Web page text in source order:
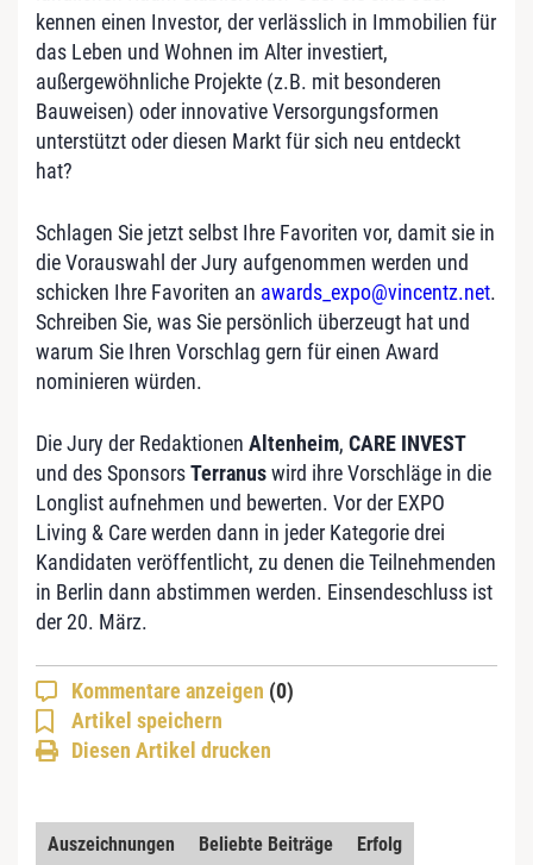
kennen einen Investor, der verlässlich in Immobilien für
das Leben und Wohnen im Alter investiert,
außergewöhnliche Projekte (z.B. mit besonderen
Bauweisen) oder innovative Versorgungsformen
unterstützt oder diesen Markt für sich neu entdeckt
hat?
Schlagen Sie jetzt selbst Ihre Favoriten vor, damit sie in
die Vorauswahl der Jury aufgenommen werden und
schicken Ihre Favoriten an awards_expo@vincentz.net.
Schreiben Sie, was Sie persönlich überzeugt hat und
warum Sie Ihren Vorschlag gern für einen Award
nominieren würden.
Die Jury der Redaktionen Altenheim, CARE INVEST
und des SponsorsTerranuswird ihre Vorschläge in die
Longlist aufnehmen und bewerten. Vor der EXPO
Living & Care werden dann in jeder Kategorie drei
Kandidaten veröffentlicht, zu denen die Teilnehmenden
in Berlin dann abstimmen werden. Einsendeschluss ist
der 20. März.
Kommentare anzeigen (0)
Artikel speichern
Diesen Artikel drucken
Auszeichnungen Beliebte Beiträge Erfolg